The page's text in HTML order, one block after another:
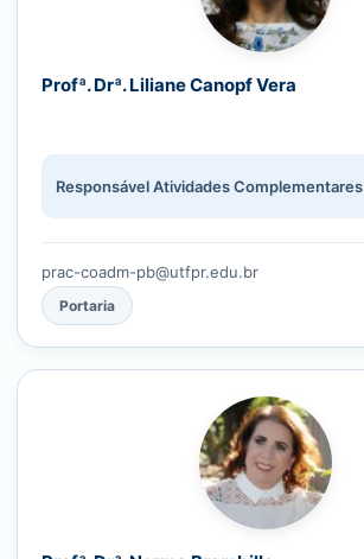
Profª. Drª. Liliane Canopf Vera
Responsável Atividades Complementares
prac-coadm-pb@utfpr.edu.br
Portaria